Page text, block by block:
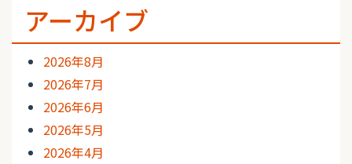
アーカイブ
2026年8月
2026年7月
2026年6月
2026年5月
2026年4月